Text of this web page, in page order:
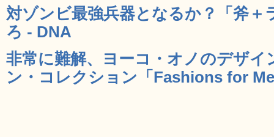
対ゾンビ最強兵器となるか？「斧＋
ろ - DNA
非常に難解、ヨーコ・オノのデザ
ン・コレクション「Fashions for